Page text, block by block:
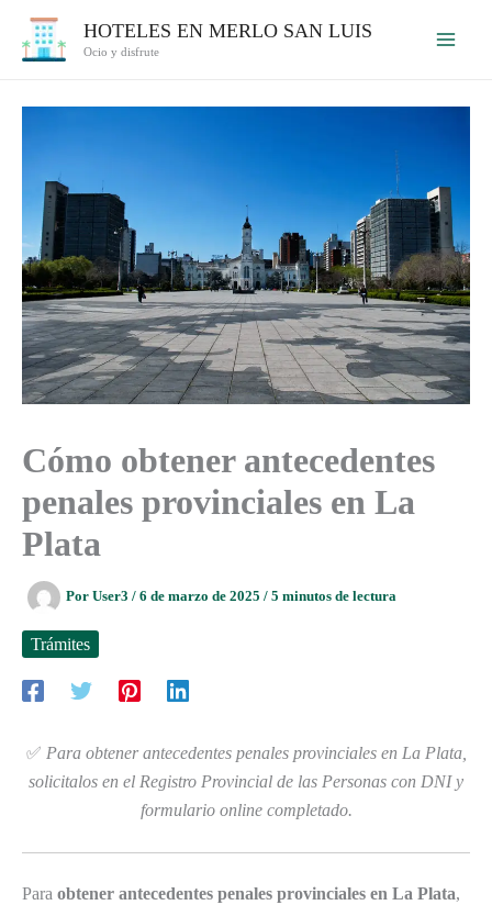
HOTELES EN MERLO SAN LUIS
Ocio y disfrute
Cómo obtener antecedentes
penales provinciales en La
Plata
Por User3 / 6 de marzo de 2025 / 5 minutos de lectura
Trámites
✅ Para obtener antecedentes penales provinciales en La Plata,
solicitalos en el Registro Provincial de las Personas con DNI y
formulario online completado.
Para obtener antecedentes penales provinciales en La Plata,